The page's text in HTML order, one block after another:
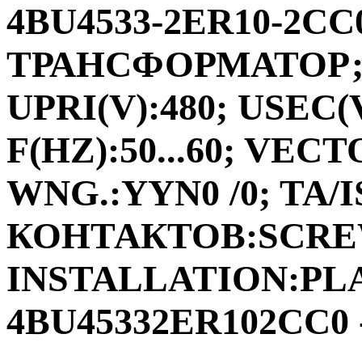
4BU4533-2ER10-
UPRI(V):480;
F(HZ):50...60;
WNG.:YYN0 /0;